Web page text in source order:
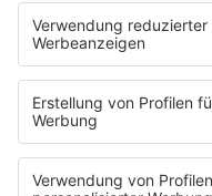
Wie findet man eine
geeignete
Betreuungskraft für eine
ältere Person?